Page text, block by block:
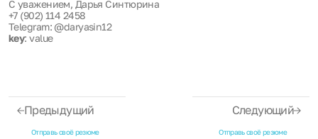
С уважением, Дарья Синтюрина
+7 (902) 114 2458
Telegram: @daryasin12
key: value
Предыдущий
Отправь своё резюме
Следующий
Отправь своё резюме